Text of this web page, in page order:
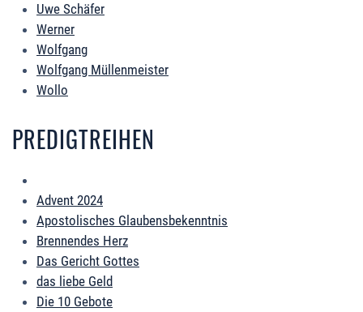
Uwe Schäfer
Werner
Wolfgang
Wolfgang Müllenmeister
Wollo
PREDIGTREIHEN
Advent 2024
Apostolisches Glaubensbekenntnis
Brennendes Herz
Das Gericht Gottes
das liebe Geld
Die 10 Gebote